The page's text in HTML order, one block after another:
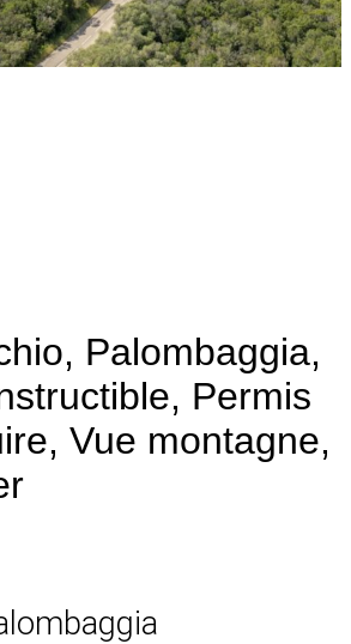
Palombaggia,
Permis
Vue montagne,